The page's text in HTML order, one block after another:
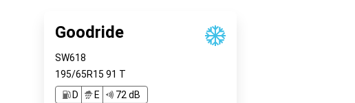
Goodride
SW618
195/65R15 91 T
D
E 72 dB